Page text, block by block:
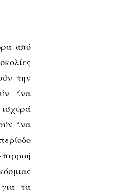
από
την
ένα
ένα
τα